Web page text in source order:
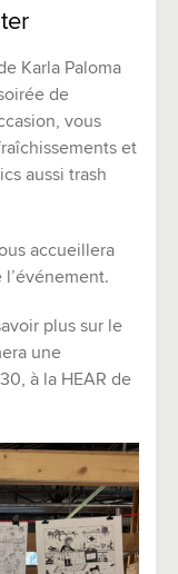
Karla Paloma
de
vous
et
aussi trash
accueillera
plus sur le
une
à la HEAR de